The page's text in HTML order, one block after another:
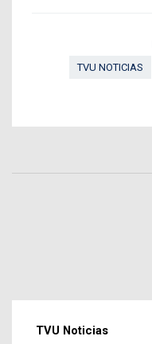
TVU NOTICIAS
TVU Noticias